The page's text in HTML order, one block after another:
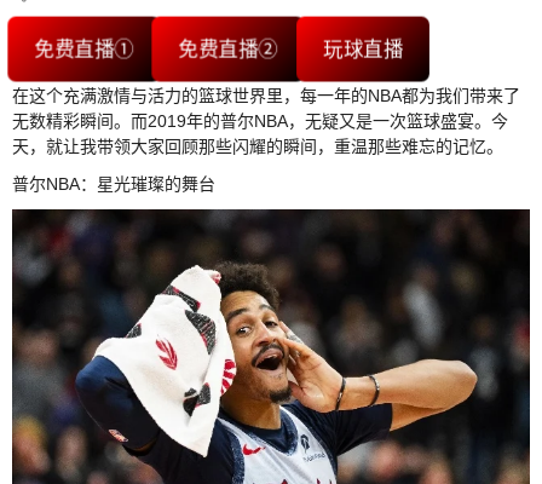
免费直播① 免费直播② 玩球直播
在这个充满激情与活力的篮球世界里，每一年的NBA都为我们带来了
无数精彩瞬间。而2019年的普尔NBA，无疑又是一次篮球盛宴。今
天，就让我带领大家回顾那些闪耀的瞬间，重温那些难忘的记忆。
普尔NBA：星光璀璨的舞台